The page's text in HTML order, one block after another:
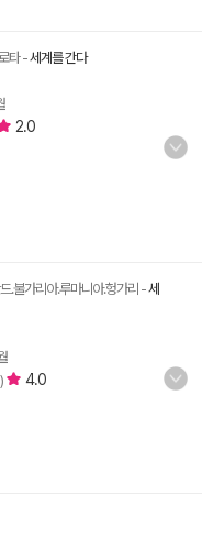
타-세계를 간다
2.0
.불가리아.루마니아.헝가리 -세
4.0